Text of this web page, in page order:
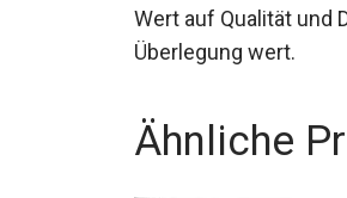
Wert auf Qualität und
Überlegung wert.
Ähnliche